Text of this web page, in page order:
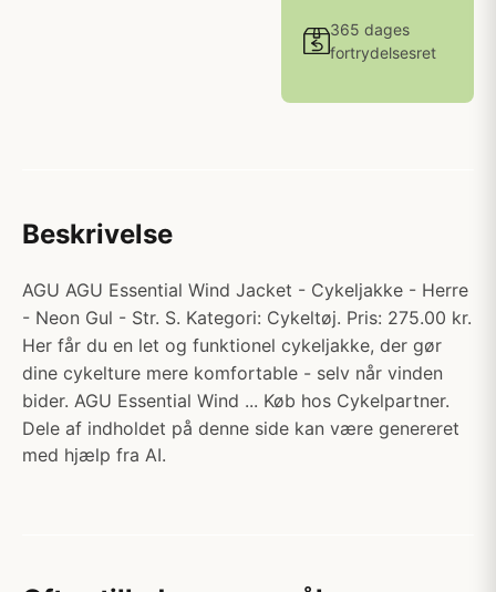
365 dages
fortrydelsesret
Beskrivelse
AGU AGU Essential Wind Jacket - Cykeljakke - Herre
- Neon Gul - Str. S. Kategori: Cykeltøj. Pris: 275.00 kr.
Her får du en let og funktionel cykeljakke, der gør
dine cykelture mere komfortable - selv når vinden
bider. AGU Essential Wind ... Køb hos Cykelpartner.
Dele af indholdet på denne side kan være genereret
med hjælp fra AI.